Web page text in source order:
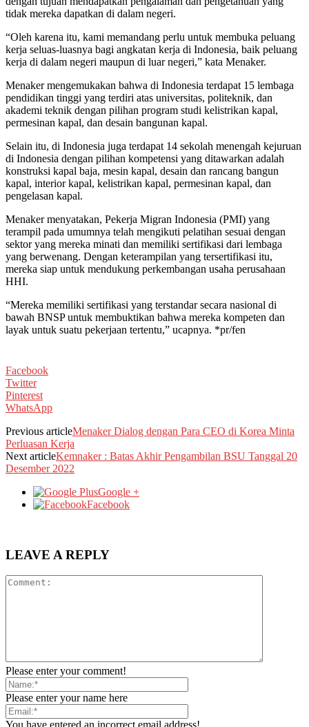
tidak mereka dapatkan di dalam negeri.
“Oleh karena itu, kami memandang perlu untuk membuka peluang
kerja seluas-luasnya bagi angkatan kerja di Indonesia, baik peluang
kerja di dalam negeri maupun di luar negeri,” kata Menaker.
Menaker mengemukakan bahwa di Indonesia terdapat 15 lembaga
pendidikan tinggi yang terdiri atas universitas, politeknik, dan
akademi teknik dengan pilihan program studi kelistrikan kapal,
permesinan kapal, dan desain bangunan kapal.
Selain itu, di Indonesia juga terdapat 14 sekolah menengah kejuruan
di Indonesia dengan pilihan kompetensi yang ditawarkan adalah
konstruksi kapal baja, mesin kapal, desain dan rancang bangun
kapal, interior kapal, kelistrikan kapal, permesinan kapal, dan
pengelasan kapal.
Menaker menyatakan, Pekerja Migran Indonesia (PMI) yang
terampil pada umumnya telah mengikuti pelatihan sesuai dengan
sektor yang mereka minati dan memiliki sertifikasi dari lembaga
yang berwenang. Dengan keterampilan yang tersertifikasi itu,
mereka siap untuk mendukung perkembangan usaha perusahaan
HHI.
“Mereka memiliki sertifikasi yang terstandar secara nasional di
bawah BNSP untuk membuktikan bahwa mereka kompeten dan
layak untuk suatu pekerjaan tertentu,” ucapnya. *pr/fen
Facebook
Twitter
Pinterest
WhatsApp
Previous articleMenaker Dialog dengan Para CEO di Korea Minta
Perluasan Kerja
Next articleKemnaker : Batas Akhir Pengambilan BSU Tanggal 20
Desember 2022
Google +
Facebook
LEAVE A REPLY
Please enter your comment!
Please enter your name here